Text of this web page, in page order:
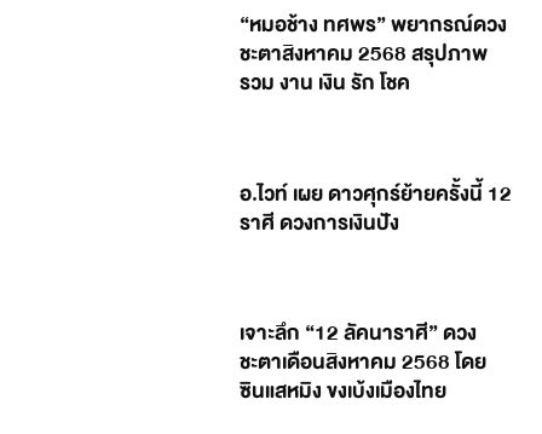
“หมอช้าง ทศพร” พยากรณ์ดวง
ชะตาสิงหาคม 2568 สรุปภาพ
รวม งาน เงิน รัก โชค
อ.ไวท์ เผย ดาวศุกร์ย้ายครั้งนี้ 12
ราศี ดวงการเงินปัง
เจาะลึก “12 ลัคนาราศี” ดวง
ชะตาเดือนสิงหาคม 2568 โดย
ซินแสหมิง ขงเบ้งเมืองไทย